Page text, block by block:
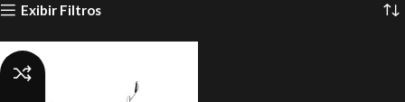
Exibir Filtros